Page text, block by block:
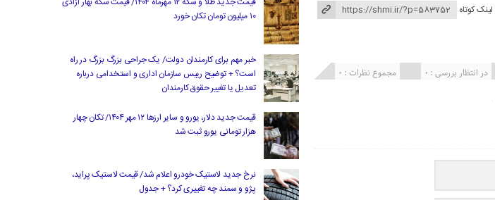
لینک کوتاه
مجموع نظرات : 0 در انتظار بررسی : 0
۱۰ میلیون تومان تکان خورد
خبر مهم برای کارمندان دولت/ یک جراحی بزرگ بزرگ در راه
است؟ + توضیح رییس سازمان اداری و استخدامی درباره
تعدیل یا تغییر حقوق کارمندان
قیمت جدید دلار، یورو و سایر ارزها ۱۲ مهر ۱۴۰۴/ تکان چهار
هزار تومانی یورو ثبت شد
نرخ جدید لاستیک خودرو اعلام شد/ قیمت لاستیک پراید،
پژو و سمند چه تغییری کرد؟ + جدول